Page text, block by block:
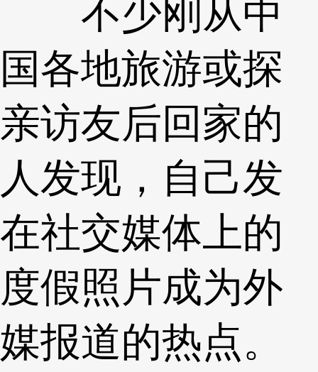
不少刚从中
国各地旅游或探
亲访友后回家的
人发现，自己发
在社交媒体上的
度假照片成为外
媒报道的热点。